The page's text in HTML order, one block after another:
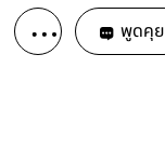
พูดคุย